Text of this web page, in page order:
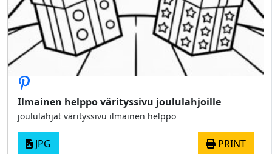
Ilmainen helppo värityssivu joululahjoille
joululahjat värityssivu ilmainen helppo
JPG PRINT